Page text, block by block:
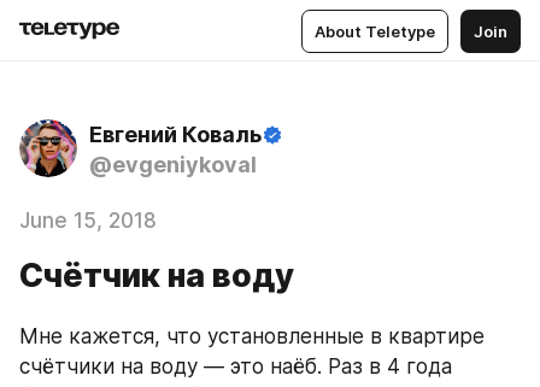
About Teletype Join
Евгений Коваль
@evgeniykoval
June 15, 2018
Счётчик на воду
Мне кажется, что установленные в квартире
счётчики на воду — это наёб. Раз в 4 года